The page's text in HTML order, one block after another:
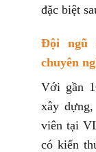
đặc biệt
Đội ngũ
chuyên
Với gần
xây
viên tại
có kiến